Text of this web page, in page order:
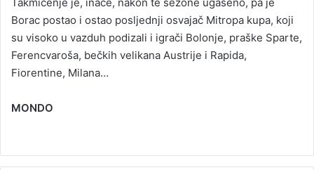
Borac postao i ostao posljednji osvajač Mitropa kupa, koji
su visoko u vazduh podizali i igrači Bolonje, praške Sparte,
Ferencvaroša, bečkih velikana Austrije i Rapida,
Fiorentine, Milana…
MONDO